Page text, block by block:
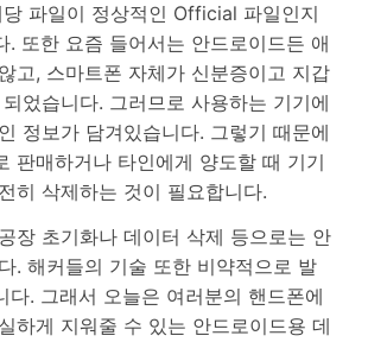
가이드, 전문가 팁 및 최
인하세요.
파일이 정상적인 Official 파일인지
. 또한 요즘 들어서는 안드로이드든 애
고, 스마트폰 자체가 신분증이고 지갑
었습니다. 그러므로 사용하는 기기에
정보가 담겨있습니다. 그렇기 때문에
판매하거나 타인에게 양도할 때 기기
히 삭제하는 것이 필요합니다.
장 초기화나 데이터 삭제 등으로는 안
. 해커들의 기술 또한 비약적으로 발
다. 그래서 오늘은 여러분의 핸드폰에
하게 지워줄 수 있는 안드로이드용 데